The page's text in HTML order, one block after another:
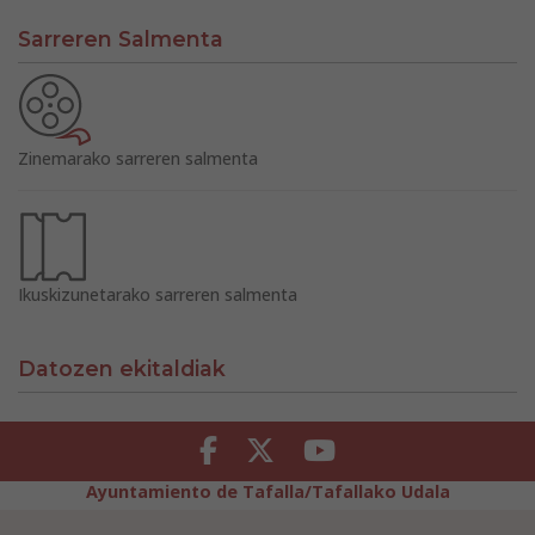
Sarreren Salmenta
Zinemarako sarreren salmenta
Ikuskizunetarako sarreren salmenta
Datozen ekitaldiak
Facebook Twitter Youtube
Ayuntamiento de Tafalla/Tafallako Udala